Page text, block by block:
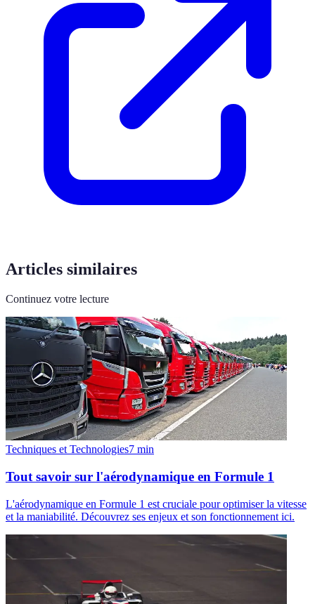
Articles similaires
Continuez votre lecture
Techniques et Technologies7 min
Tout savoir sur l'aérodynamique en Formule 1
L'aérodynamique en Formule 1 est cruciale pour optimiser la vitesse
et la maniabilité. Découvrez ses enjeux et son fonctionnement ici.